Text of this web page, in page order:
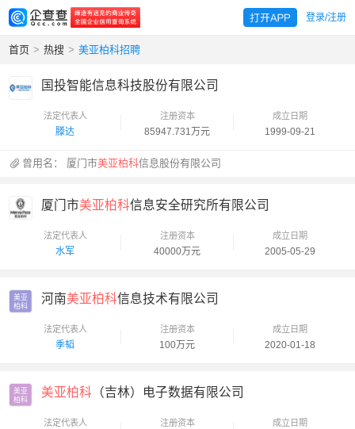
登录/注册
首页 > 热搜 > 美亚柏科招聘
国投智能信息科技股份有限公司
法定代表人
滕达
注册资本
85947.731万元
成立日期
1999-09-21
曾用名： 厦门市美亚柏科信息股份有限公司
厦门市美亚柏科信息安全研究所有限公司
法定代表人
水军
注册资本
40000万元
成立日期
2005-05-29
美亚
柏科
河南美亚柏科信息技术有限公司
法定代表人
季韬
注册资本
100万元
成立日期
2020-01-18
美亚
柏科
美亚柏科 （吉林）电子数据有限公司
法定代表人 注册资本 成立日期